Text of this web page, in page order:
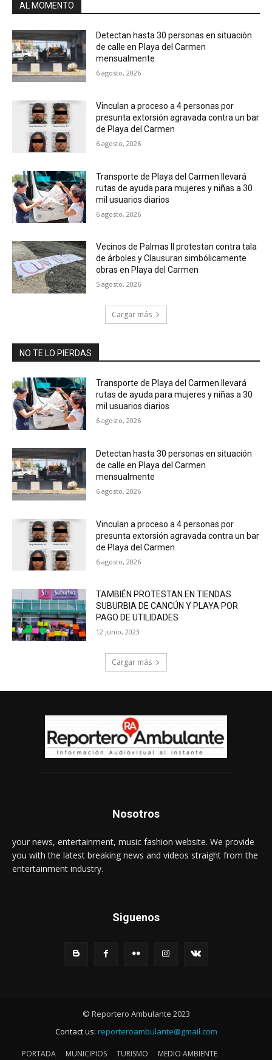
AL MOMENTO
Detectan hasta 30 personas en situación
de calle en Playa del Carmen
mensualmente
6 agosto, 2026
Vinculan a proceso a 4 personas por
presunta extorsión agravada contra un bar
de Playa del Carmen
6 agosto, 2026
Transporte de Playa del Carmen llevará
rutas de ayuda para mujeres y niñas a 30
mil usuarios diarios
6 agosto, 2026
Vecinos de Palmas II protestan contra tala
de árboles y Clausuran simbólicamente
obras en Playa del Carmen
5 agosto, 2026
Cargar más
NO TE LO PIERDAS
Transporte de Playa del Carmen llevará
rutas de ayuda para mujeres y niñas a 30
mil usuarios diarios
6 agosto, 2026
Detectan hasta 30 personas en situación
de calle en Playa del Carmen
mensualmente
6 agosto, 2026
Vinculan a proceso a 4 personas por
presunta extorsión agravada contra un bar
de Playa del Carmen
6 agosto, 2026
TAMBIÉN PROTESTAN EN TIENDAS
SUBURBIA DE CANCÚN Y PLAYA POR
PAGO DE UTILIDADES
12 junio, 2023
Cargar más
Nosotros
your news, entertainment, music fashion website. We provide
you with the latest breaking news and videos straight from the
entertainment industry.
Siguenos
© Reportero Ambulante 2023
Contact us: reporteroambulante@gmail.com
PORTADA MUNICIPIOS TURISMO MEDIO AMBIENTE